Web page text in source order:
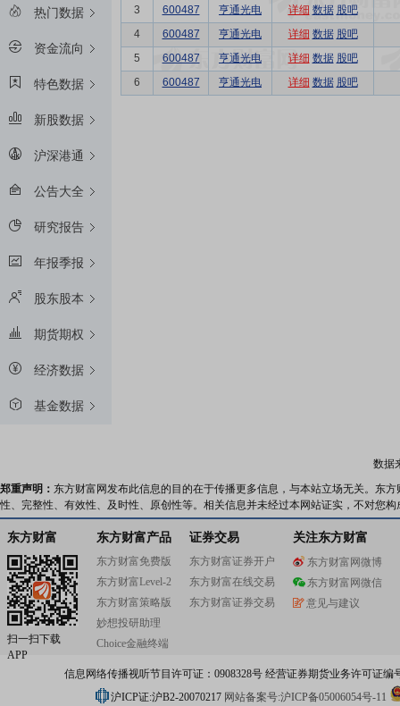
热门数据
资金流向
特色数据
新股数据
沪深港通
公告大全
研究报告
年报季报
股东股本
期货期权
经济数据
基金数据
3
600487 亨通光电 详细 数据 股吧
4
600487 亨通光电 详细 数据 股吧
5
600487 亨通光电 详细 数据 股吧
6
600487 亨通光电 详细 数据 股吧
数据
郑重声明： 东方财富网发布此信息的目的在于传播更多信息，与本站立场无关。东
性、完整性、有效性、及时性、原创性等。相关信息并未经过本网站证实，不对您
东方财富
扫一扫下载
APP
东方财富产品
东方财富免费版
东方财富Level-2
东方财富策略版
妙想投研助理
Choice金融终端
证券交易
东方财富证券开户
东方财富在线交易
东方财富证券交易
关注东方财富
东方财富网微博
东方财富网微信
意见与建议
信息网络传播视听节目许可证：0908328号 经营证券期货业务许可证编
沪ICP证:沪B2-20070217 网站备案号:沪ICP备05006054号-11